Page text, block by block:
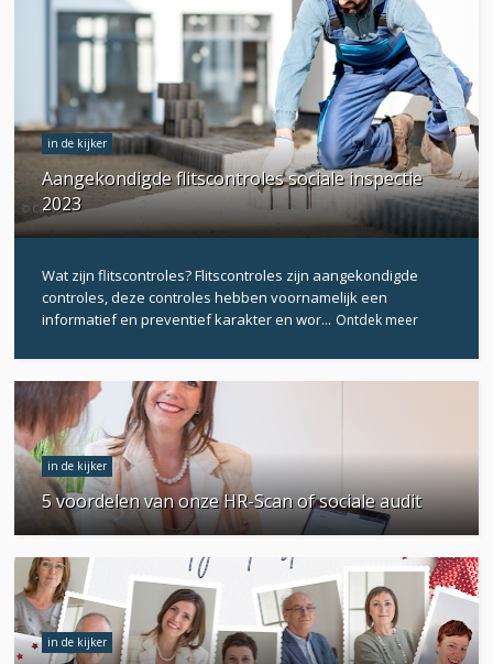
in de kijker
Aangekondigde flitscontroles sociale inspectie
2023
Wat zijn flitscontroles? Flitscontroles zijn aangekondigde
controles, deze controles hebben voornamelijk een
informatief en preventief karakter en wor... Ontdek meer
in de kijker
5 voordelen van onze HR-Scan of sociale audit
in de kijker